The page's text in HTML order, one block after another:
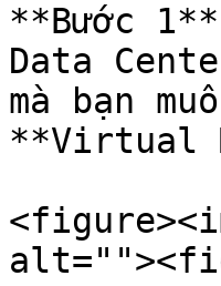
**Bước
Data
mà bạn
**Virtual